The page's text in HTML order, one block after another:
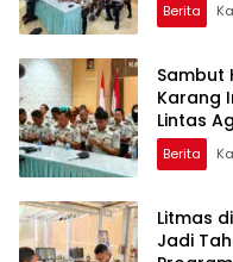
Berita
Sambut
Karang
Lintas
Berita
Litmas
Jadi